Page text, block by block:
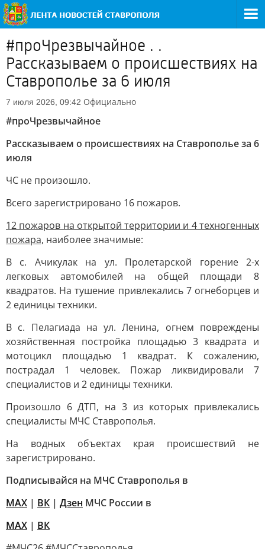
#проЧрезвычайное . .
Рассказываем о происшествиях на
Ставрополье за 6 июля
7 июля 2026, 09:42 Официально
#проЧрезвычайное
Рассказываем о происшествиях на Ставрополье за 6
июля
ЧС не произошло.
Всего зарегистрировано 16 пожаров.
12 пожаров на открытой территории и 4 техногенных
пожара, наиболее значимые:
В с. Ачикулак на ул. Пролетарской горение 2-х
легковых автомобилей на общей площади 8
квадратов. На тушение привлекались 7 огнеборцев и
2 единицы техники.
В с. Пелагиада на ул. Ленина, огнем повреждены
хозяйственная постройка площадью 3 квадрата и
мотоцикл площадью 1 квадрат. К сожалению,
пострадал 1 человек. Пожар ликвидировали 7
специалистов и 2 единицы техники.
Произошло 6 ДТП, на 3 из которых привлекались
специалисты МЧС Ставрополья.
На водных объектах края происшествий не
зарегистрировано.
Подписывайся на МЧС Ставрополья в
MAX | ВК | Дзен МЧС России в
MAX | ВК